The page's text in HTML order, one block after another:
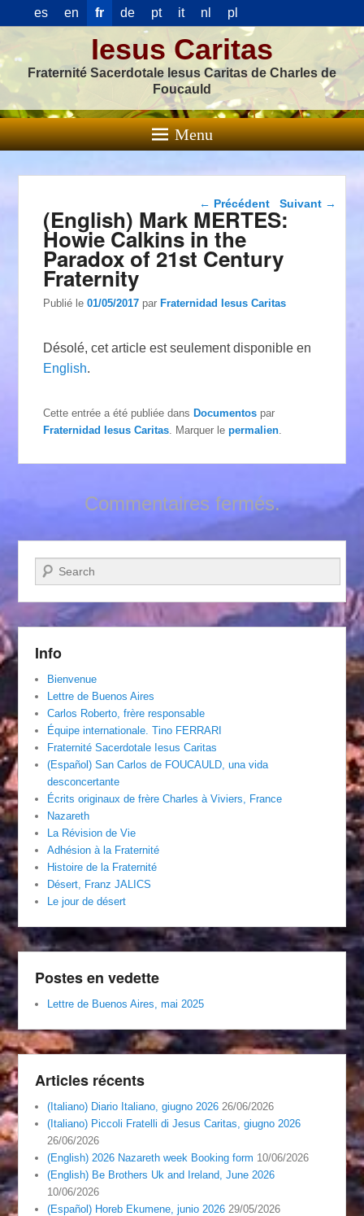
es en fr de pt it nl pl
Iesus Caritas
Fraternité Sacerdotale Iesus Caritas de Charles de
Foucauld
Menu
Navigation dans les
← Précédent Suivant →
(English) Mark MERTES:
Howie Calkins in the
Paradox of 21st Century
Fraternity
Publié le01/05/2017 parFraternidad Iesus Caritas
Désolé, cet article est seulement disponible en
English.
Cette entrée a été publiée dansDocumentos par
Fraternidad Iesus Caritas . Marquer lepermalien
Commentaires fermés.
Recherche
Info
Bienvenue
Lettre de Buenos Aires
Carlos Roberto, frère responsable
Équipe internationale. Tino FERRARI
Fraternité Sacerdotale Iesus Caritas
(Español) San Carlos de FOUCAULD, una vida
desconcertante
Écrits originaux de frère Charles à Viviers, France
Nazareth
La Révision de Vie
Adhésion à la Fraternité
Histoire de la Fraternité
Désert, Franz JALICS
Le jour de désert
Postes en vedette
Lettre de Buenos Aires, mai 2025
Articles récents
(Italiano) Diario Italiano, giugno 2026 26/06/2026
(Italiano) Piccoli Fratelli di Jesus Caritas, giugno 2026
26/06/2026
(English) 2026 Nazareth week Booking form 10/06/2026
(English) Be Brothers Uk and Ireland, June 2026
10/06/2026
(Español) Horeb Ekumene, junio 2026 29/05/2026